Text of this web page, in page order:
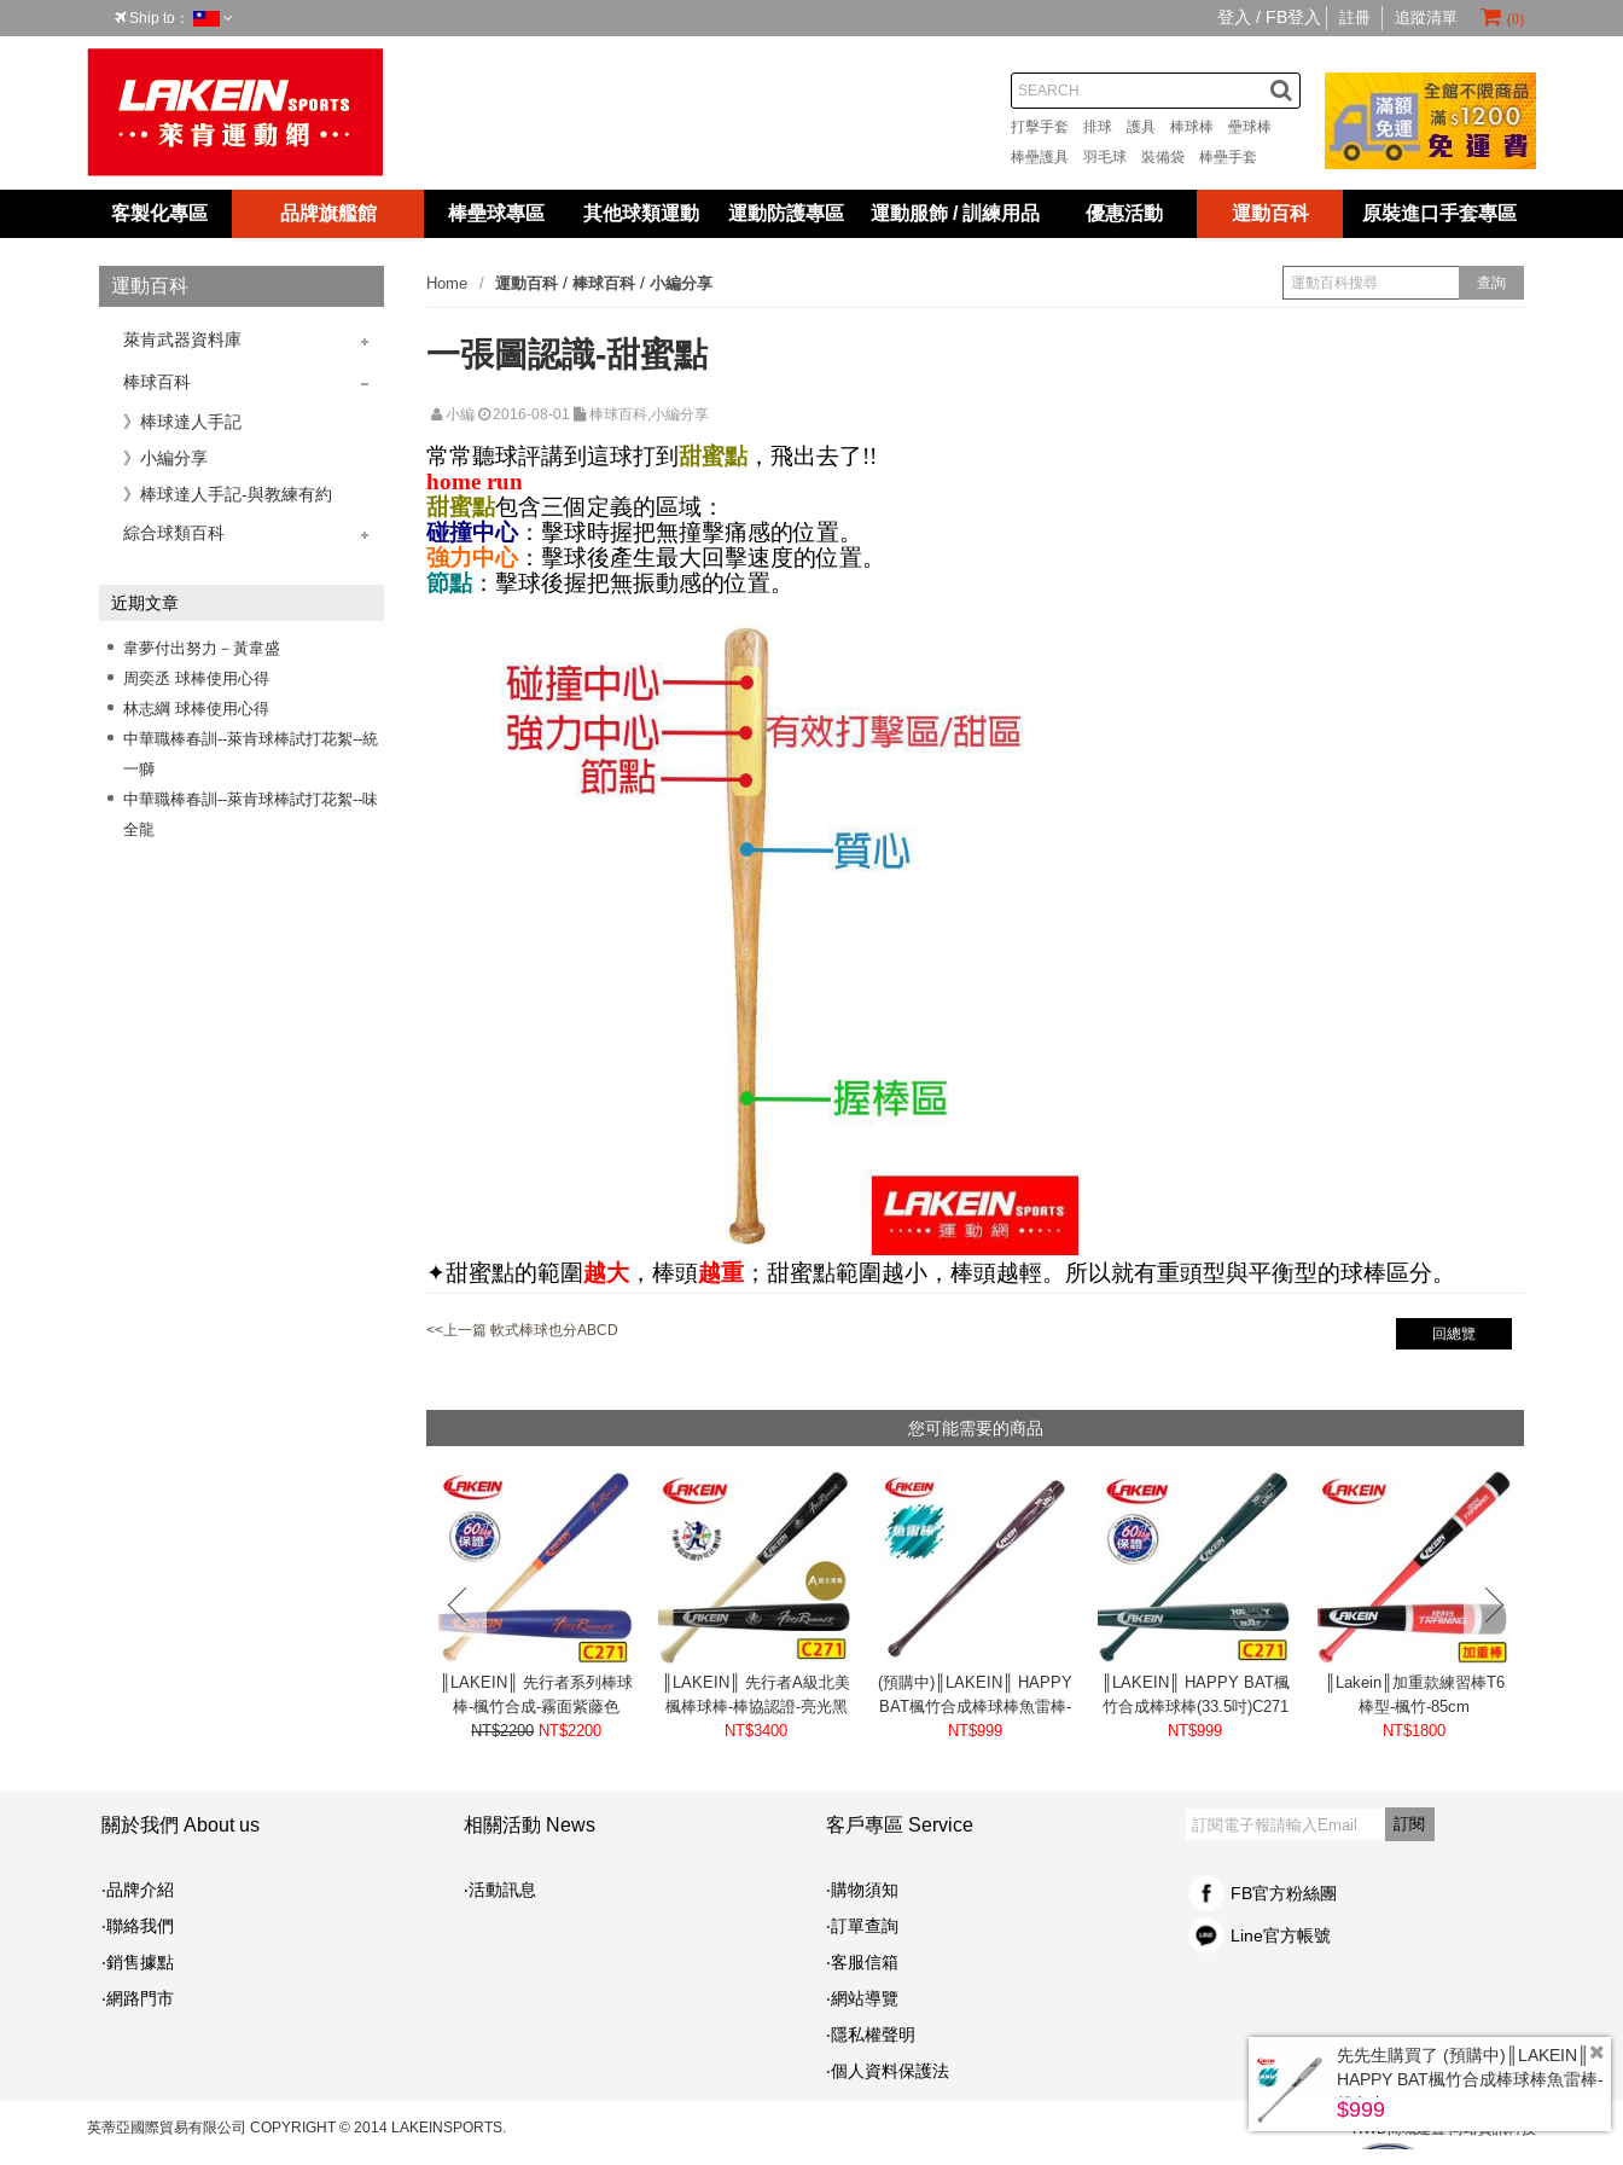
(0)
登入 / FB登入 註冊 追蹤清單
Ship to：
打擊手套 排球 護具 棒球棒 壘球棒
棒壘護具 羽毛球 裝備袋 棒壘手套
客製化專區 品牌旗艦館 棒壘球專區 其他球類運動 運動防護專區 運動服飾 / 訓練用品 優惠活動 運動百科 原裝進口手套專區
運動百科
萊肯武器資料庫
》C271
》T6
》P89
棒球百科
》棒球達人手記
》小編分享
》棒球達人手記-與教練有約
綜合球類百科
近期文章
韋夢付出努力－黃韋盛
周奕丞 球棒使用心得
林志綱 球棒使用心得
中華職棒春訓--萊肯球棒試打花絮--統
一獅
中華職棒春訓--萊肯球棒試打花絮--味
全龍
Home 運動百科 /棒球百科 /小編分享
一張圖認識-甜蜜點
小編 2016-08-01 棒球百科,小編分享
常常聽球評講到這球打到甜蜜點，飛出去了!!
home run
甜蜜點包含三個定義的區域：
碰撞中心：擊球時握把無撞擊痛感的位置。
強力中心：擊球後產生最大回擊速度的位置。
節點：擊球後握把無振動感的位置。
✦甜蜜點的範圍越大 ，棒頭越重 ；甜蜜點範圍越小，棒頭越輕。所以就有重頭型與平衡型的球棒區分。
<<上一篇 軟式棒球也分ABCD 回總覽
您可能需要的商品
║LAKEIN║ 先行者系列棒球
棒-楓竹合成-霧面紫藤色
NT$2200 NT$2200
║LAKEIN║ 先行者A級北美
楓棒球棒-棒協認證-亮光黑
色
NT$3400
(預購中)║LAKEIN║ HAPPY
BAT楓竹合成棒球棒魚雷棒-
神秘紫
NT$999
║LAKEIN║ HAPPY BAT楓
竹合成棒球棒(33.5吋)C271
棒型-60天保證
NT$999
║Lakein║加重款練習棒T6
棒型-楓竹-85cm
NT$1800
prev next
先先生購買了 (預購中)║LAKEIN║
HAPPY BAT楓竹合成棒球棒魚雷棒-
銀灰色
$999
關於我們 About us
‧品牌介紹
‧聯絡我們
‧銷售據點
‧網路門市
相關活動 News
‧活動訊息
客戶專區 Service
‧購物須知
‧訂單查詢
‧客服信箱
‧網站導覽
‧隱私權聲明
‧個人資料保護法
訂閱
FB官方粉絲團
Line官方帳號
英蒂亞國際貿易有限公司 COPYRIGHT © 2014 LAKEINSPORTS.
RWD商城建置 尚峪資訊科技